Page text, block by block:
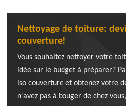
Nettoyage de toiture:
couverture!
Vous souhaitez nettoyer votre
idée sur le budget à préparer?
iso couverture et obtenez votre
n'avez pas à bouger de chez